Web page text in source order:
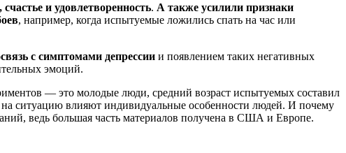
и удовлетворенность. А также усилили признаки
, например, когда испытуемые ложились спать на час или
с симптомами депрессии и появлением таких негативных
эмоций.
— это молодые люди, средний возраст испытуемых составил
на ситуацию влияют индивидуальные особенности людей. И почему
ведь большая часть материалов получена в США и Европе.